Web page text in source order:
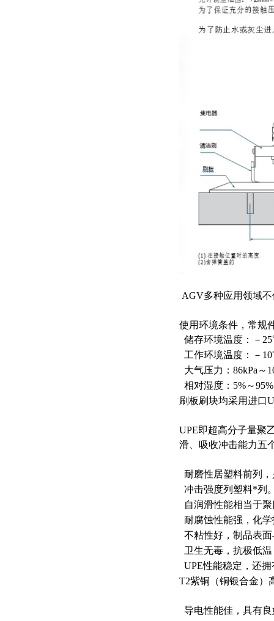
AGV多种应用领域
使用环境条件，常规
储存环境温度：－
工作环境温度：－
大气压力：86kPa～
相对湿度：5%～95%
刷板刷块均采用进口
UPE即超高分子量聚
滑、吸收冲击能力五
耐磨性居塑料前列
冲击强度列塑料*列
自润滑性能相当于
耐腐蚀性能强，化
不粘性好，制品表
卫生无毒，抗极低
UPE性能稳定，还
T2紫铜（铜银合金）
导电性能佳，具有